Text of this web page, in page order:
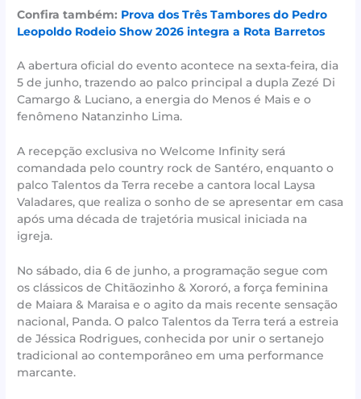
Confira também: Prova dos Três Tambores do Pedro
Leopoldo Rodeio Show 2026 integra a Rota Barretos
A abertura oficial do evento acontece na sexta-feira, dia
5 de junho, trazendo ao palco principal a dupla Zezé Di
Camargo & Luciano, a energia do Menos é Mais e o
fenômeno Natanzinho Lima.
A recepção exclusiva no Welcome Infinity será
comandada pelo country rock de Santéro, enquanto o
palco Talentos da Terra recebe a cantora local Laysa
Valadares, que realiza o sonho de se apresentar em casa
após uma década de trajetória musical iniciada na
igreja.
No sábado, dia 6 de junho, a programação segue com
os clássicos de Chitãozinho & Xororó, a força feminina
de Maiara & Maraisa e o agito da mais recente sensação
nacional, Panda. O palco Talentos da Terra terá a estreia
de Jéssica Rodrigues, conhecida por unir o sertanejo
tradicional ao contemporâneo em uma performance
marcante.